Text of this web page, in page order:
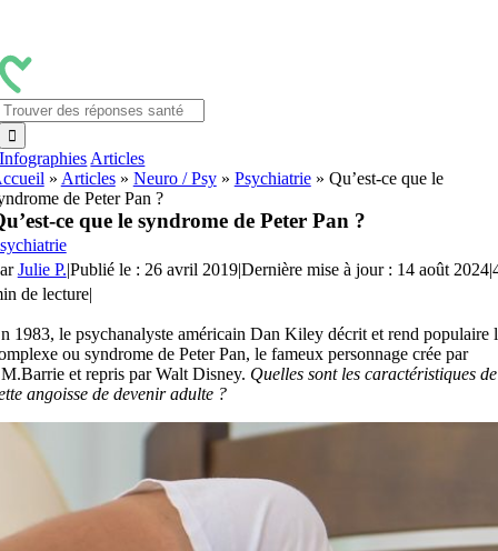
contenu
Infographies Articles
» Articles» Neuro / Psy» Psychiatrie» Qu’est-ce que le
de Peter Pan ?
ce que le syndrome de Peter Pan ?
Julie P.|Publié le : 26 avril 2019|Dernière mise à jour : 14 août 2024|
de lecture|
1983, le psychanalyste américain Dan Kiley décrit et rend populaire
ou syndrome de Peter Pan, le fameux personnage crée par
et repris par Walt Disney. Quelles sont les caractéristiques de
angoisse de devenir adulte ?